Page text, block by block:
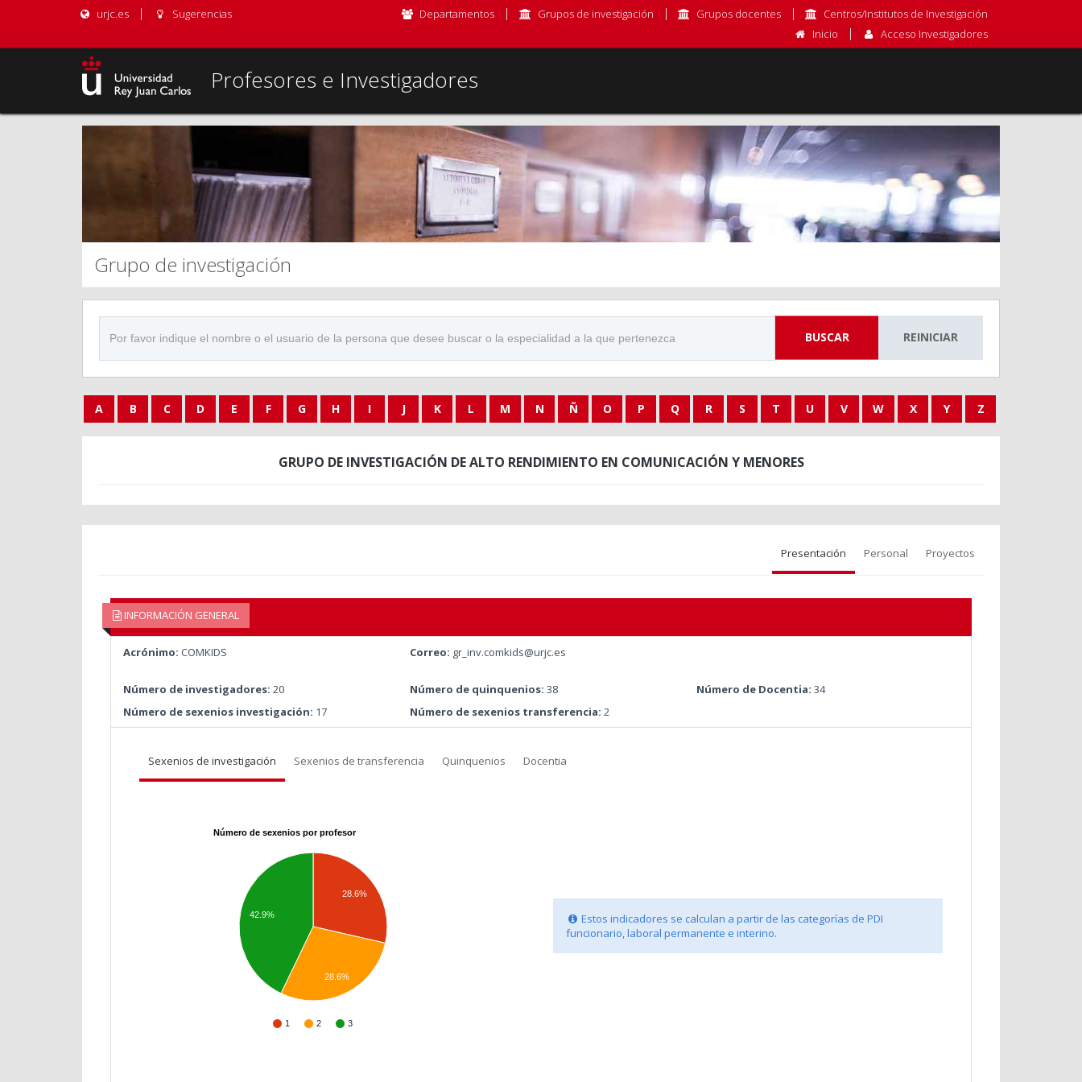
urjc.es Sugerencias Departamentos Grupos de investigación Grupos docentes
Centros/Institutos de Investigación
Inicio
Acceso Investigadores
Profesores e Investigadores
Grupo de investigación
BUSCAR REINICIAR
A B C D E F G H I J K L M N Ñ O P Q R S T U V W X Y Z
GRUPO DE INVESTIGACIÓN DE ALTO RENDIMIENTO EN COMUNICACIÓN Y MENORES
Presentación Personal Proyectos
INFORMACIÓN GENERAL
Acrónimo: COMKIDS Correo: gr_inv.comkids@urjc.es
Número de investigadores: 20 Número de quinquenios: 38 Número de Docentia: 34
Número de sexenios investigación: 17 Número de sexenios transferencia: 2
Sexenios de investigación Sexenios de transferencia Quinquenios Docentia
Número de sexenios por profesor
1 2 3
28.6%
42.9%
28.6%
Estos indicadores se calculan a partir de las categorías de PDI
funcionario, laboral permanente e interino.